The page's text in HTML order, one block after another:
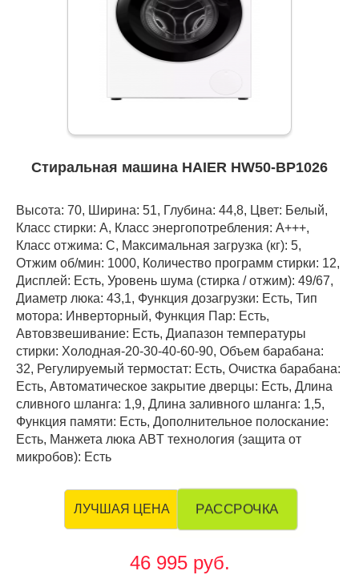
Стиральная машина HAIER HW50-BP1026
Высота: 70, Ширина: 51, Глубина: 44,8, Цвет: Белый,
Класс стирки: A, Класс энергопотребления: А+++,
Класс отжима: C, Максимальная загрузка (кг): 5,
Отжим об/мин: 1000, Количество программ стирки: 12,
Дисплей: Есть, Уровень шума (стирка / отжим): 49/67,
Диаметр люка: 43,1, Функция дозагрузки: Есть, Тип
мотора: Инверторный, Функция Пар: Есть,
Автовзвешивание: Есть, Диапазон температуры
стирки: Холодная-20-30-40-60-90, Объем барабана:
32, Регулируемый термостат: Есть, Очистка барабана:
Есть, Автоматическое закрытие дверцы: Есть, Длина
сливного шланга: 1,9, Длина заливного шланга: 1,5,
Функция памяти: Есть, Дополнительное полоскание:
Есть, Манжета люка AВT технология (защита от
микробов): Есть
ЛУЧШАЯ ЦЕНА РАССРОЧКА
46 995 руб.